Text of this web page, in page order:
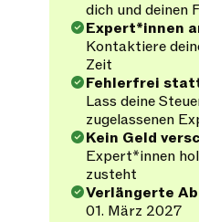
dich und deinen
Expert*innen
Kontaktiere
Zeit
Fehlerfrei
Lass deine
zugelassenen
Kein Geld
Expert*innen
zusteht
Verlängerte
01. März 2027